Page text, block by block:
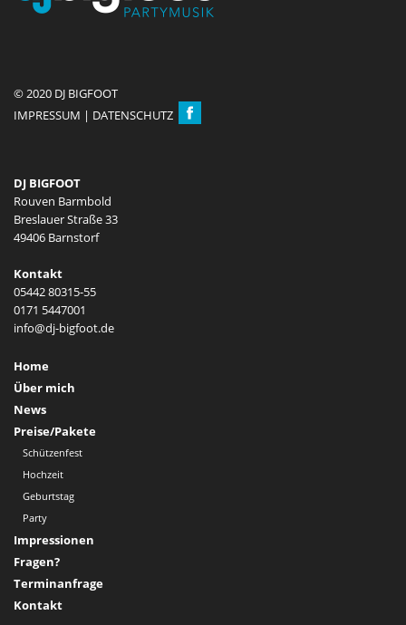
© 2020 DJ BIGFOOT
IMPRESSUM | DATENSCHUTZ
DJ BIGFOOT
Rouven Barmbold
Breslauer Straße 33
49406 Barnstorf
Kontakt
05442 80315-55
0171 5447001
Home
Über mich
News
Preise/Pakete
Schützenfest
Hochzeit
Geburtstag
Party
Impressionen
Fragen?
Terminanfrage
Kontakt